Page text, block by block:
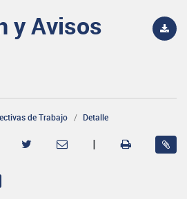
y Avisos
de Trabajo Detalle
|